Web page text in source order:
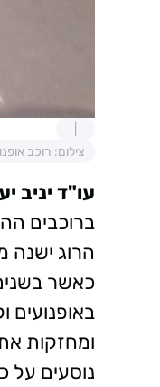
צילום: רוכב
עו"ד יניב
ברוכבים
הרוג ישנה
כאשר
באופנועים
ומחזקות
נוסעים על